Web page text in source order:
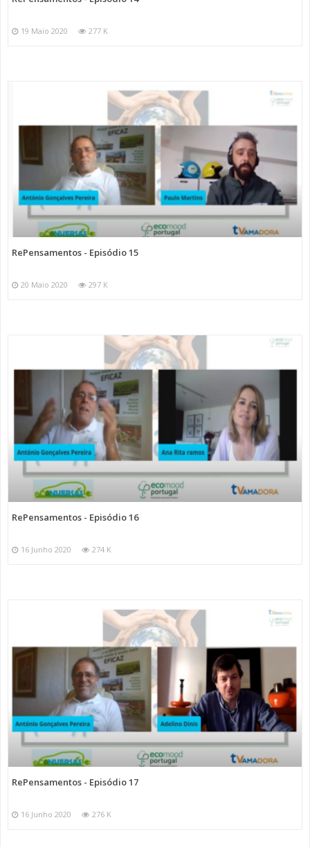
19 Maio 2020 277 K
RePensamentos - Episódio 15
20 Maio 2020 297 K
RePensamentos - Episódio 16
16 Junho 2020 274 K
RePensamentos - Episódio 17
16 Junho 2020 276 K